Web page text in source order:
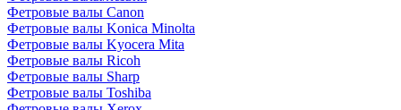
Фетровые валы Canon
Фетровые валы Konica Minolta
Фетровые валы Kyocera Mita
Фетровые валы Ricoh
Фетровые валы Sharp
Фетровые валы Toshiba